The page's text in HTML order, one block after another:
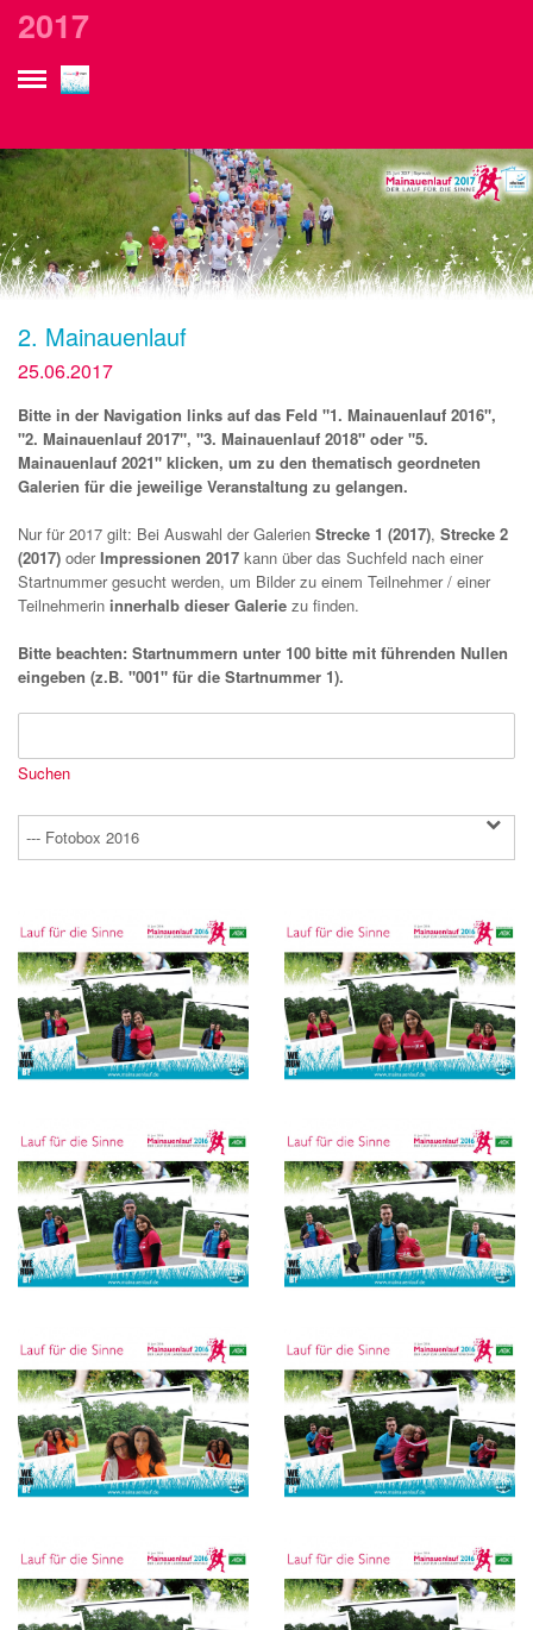
currurl: /gallery_de__2017.php?wpf_picgroup=108
2017
2. Mainauenlauf
25.06.2017
Bitte in der Navigation links auf das Feld "1. Mainauenlauf 2016",
"2. Mainauenlauf 2017", "3. Mainauenlauf 2018" oder "5.
Mainauenlauf 2021" klicken, um zu den thematisch geordneten
Galerien für die jeweilige Veranstaltung zu gelangen.
Nur für 2017 gilt: Bei Auswahl der Galerien Strecke 1 (2017), Strecke 2
(2017) oderImpressionen 2017 kann über das Suchfeld nach einer
Startnummer gesucht werden, um Bilder zu einem Teilnehmer / einer
Teilnehmerin innerhalb dieser Galerie zu finden.
Bitte beachten: Startnummern unter 100 bitte mit führenden Nullen
eingeben (z.B. "001" für die Startnummer 1).
--- Fotobox 2016